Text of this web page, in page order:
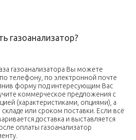
газоанализатор?
газоанализатора Вы можете
по телефону, по электронной почте
форму под интересующим Вас
коммерческое предложения с
(характеристиками, опциями), а
или сроком поставки. Если всё
доставка и выставляется
оплаты газоанализатор